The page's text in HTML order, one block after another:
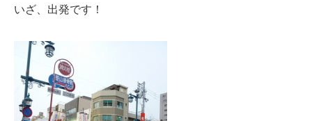
いざ、出発です！